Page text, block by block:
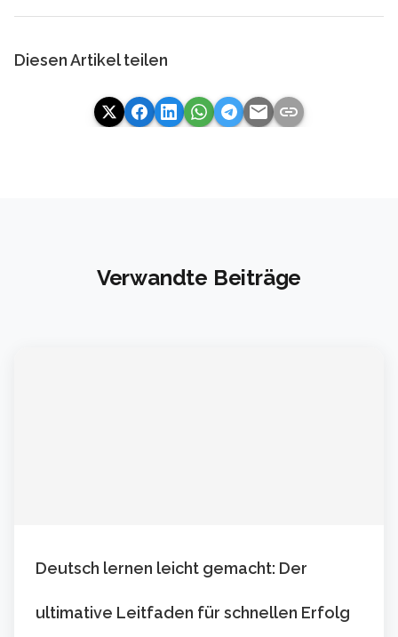
Diesen Artikel teilen
email link
Verwandte Beiträge
Deutsch lernen leicht gemacht: Der
ultimative Leitfaden für schnellen Erfolg